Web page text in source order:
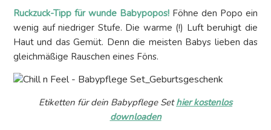
Ruckzuck-Tipp für wunde Babypopos! Föhne den Popo ein
wenig auf niedriger Stufe. Die warme (!) Luft beruhigt die
Haut und das Gemüt. Denn die meisten Babys lieben das
gleichmäßige Rauschen eines Föns.
Etiketten für dein Babypflege Sethier kostenlos
downloaden